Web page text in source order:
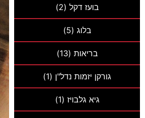
בועז דקל (2)
בלוג (5)
בריאות (13)
גורקן יזמות נדל"ן (1)
גיא גלבויז (1)